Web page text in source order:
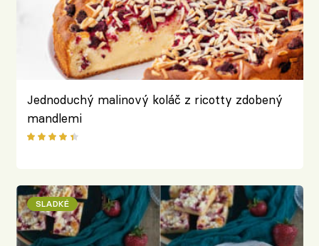
Jednoduchý malinový koláč z ricotty zdobený
mandlemi
SLADKÉ